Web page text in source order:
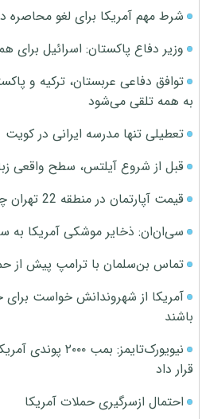
شرط مهم آمریکا برای لغو محاصره
وزیر دفاع پاکستان: اسرائیل
توافق دفاعی عربستان، ترکیه و
به همه تلقی می‌شود
تعطیلی تنها مدرسه ایرانی در کویت
قبل از شروع آیلتس، سطح واقعی
قیمت آپارتمان در منطقه 22 تهران چقدر است؟
سی‌ان‌ان: ذخایر موشکی آمریکا
تماس بن‌سلمان با ترامپ پیش از
آمریکا از شهروندانش خواست برای
باشند
نیویورک‌تایمز:
قرار داد
احتمال ازسرگیری حملات آمریکا